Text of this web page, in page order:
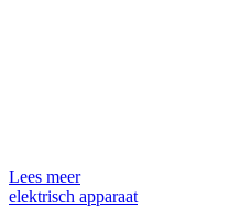
Lees meer
elektrisch apparaat